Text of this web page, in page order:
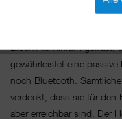
xMount Frame-Base,
Pro 10,5" diebstahlsicher
Block Aluminium gefräst,
gewährleistet eine
noch Bluetooth.
verdeckt, dass sie für den
aber erreichbar sind. Der